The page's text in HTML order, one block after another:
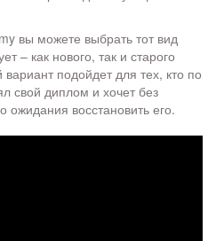
вы можете выбрать тот вид
– как нового, так и старого
подойдет для тех, кто по
свой диплом и хочет без
ожидания восстановить его.